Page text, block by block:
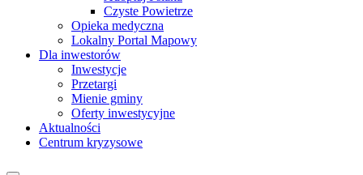
Czyste Powietrze
Opieka medyczna
Lokalny Portal Mapowy
Dla inwestorów
Inwestycje
Przetargi
Mienie gminy
Oferty inwestycyjne
Aktualności
Centrum kryzysowe